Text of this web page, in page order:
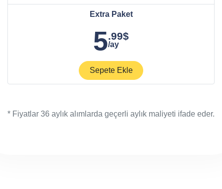
Extra Paket
5.99$
/ay
Sepete Ekle
* Fiyatlar 36 aylık alımlarda geçerli aylık maliyeti ifade eder.